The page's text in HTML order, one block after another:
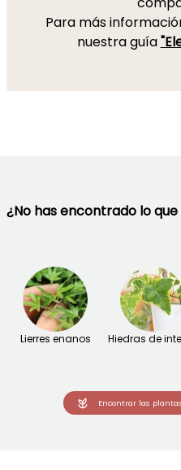
Para más
nuestra guía
¿No has encontrado lo
Lierres enanos Hiedras de
Encontrar las